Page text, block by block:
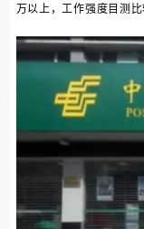
万以上，工作强度目测比